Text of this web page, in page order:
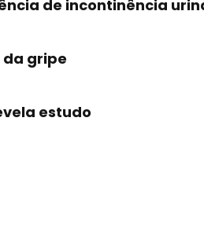
de incontinência
gripe
estudo